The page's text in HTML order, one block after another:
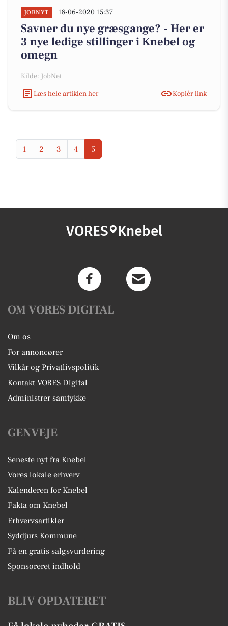
JOBNYT 18-06-2020 15:37
Savner du nye græsgange? - Her er
3 nye ledige stillinger i Knebel og
omegn
Kilde: JobNet
Læs hele artiklen her
Kopiér link
1 2 3 4 5
VORES Knebel
OM VORES DIGITAL
Om os
For annoncører
Vilkår og Privatlivspolitik
Kontakt VORES Digital
Administrer samtykke
GENVEJE
Seneste nyt fra Knebel
Vores lokale erhverv
Kalenderen for Knebel
Fakta om Knebel
Erhvervsartikler
Syddjurs Kommune
Få en gratis salgsvurdering
Sponsoreret indhold
BLIV OPDATERET